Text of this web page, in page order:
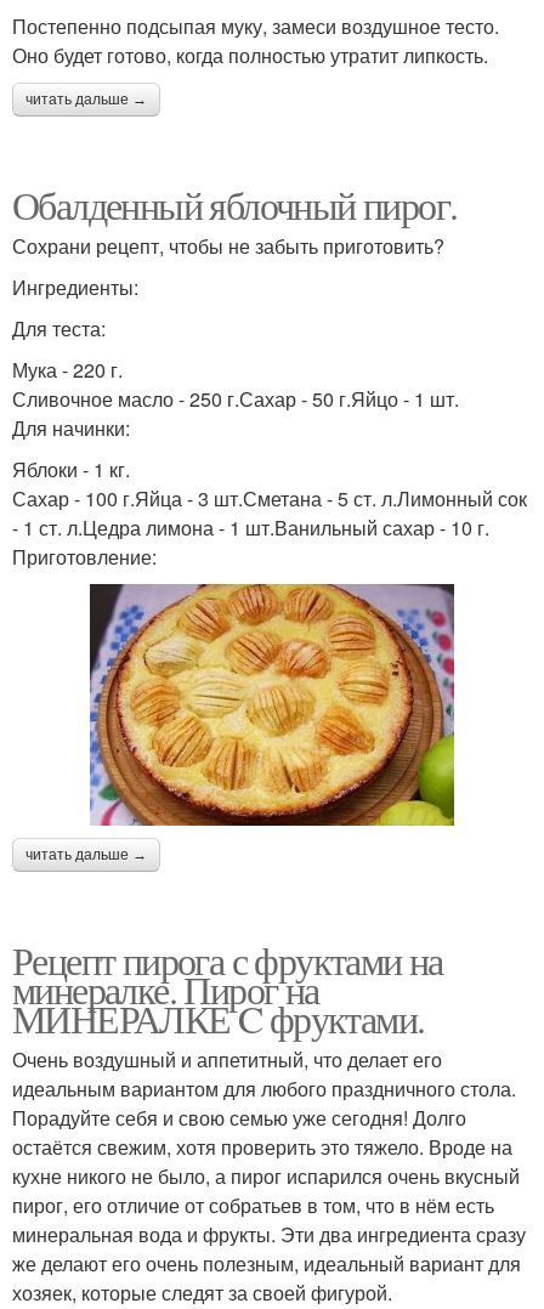
Постепенно подсыпая муку, замеси воздушное тесто.
Оно будет готово, когда полностью утратит липкость.
читать дальше →
Обалденный яблочный пирог.
Сохрани рецепт, чтобы не забыть приготовить?
Ингредиенты:
Для теста:
Мука - 220 г.
Сливочное масло - 250 г.Сахар - 50 г.Яйцо - 1 шт.
Для начинки:
Яблоки - 1 кг.
Сахар - 100 г.Яйца - 3 шт.Сметана - 5 ст. л.Лимонный сок
- 1 ст. л.Цедра лимона - 1 шт.Ванильный сахар - 10 г.
Приготовление:
читать дальше →
Рецепт пирога с фруктами на
минералке. Пирог на
МИНЕРАЛКЕ C фруктами.
Очень воздушный и аппетитный, что делает его
идеальным вариантом для любого праздничного стола.
Порадуйте себя и свою семью уже сегодня! Долго
остаётся свежим, хотя проверить это тяжело. Вроде на
кухне никого не было, а пирог испарился очень вкусный
пирог, его отличие от собратьев в том, что в нём есть
минеральная вода и фрукты. Эти два ингредиента сразу
же делают его очень полезным, идеальный вариант для
хозяек, которые следят за своей фигурой.